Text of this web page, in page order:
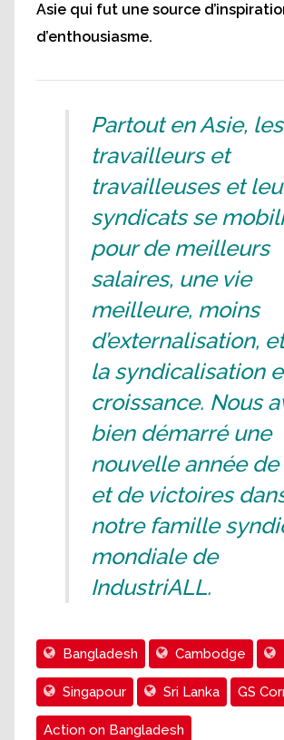
Asie qui fut une source
d’enthousiasme.
Partout en Asie, les
travailleurs et
travailleuses et
syndicats se
pour de meilleurs
salaires, une vie
meilleure, moins
d’externalisation,
la syndicalisation
croissance. Nous
bien démarré une
nouvelle année
et de victoires
notre famille
mondiale de
IndustriALL.
Bangladesh Cambodge
Singapour Sri Lanka GS
Action on Bangladesh